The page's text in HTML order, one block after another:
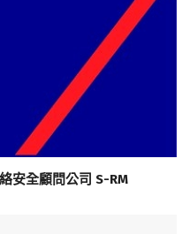
安全顧問公司 S-RM